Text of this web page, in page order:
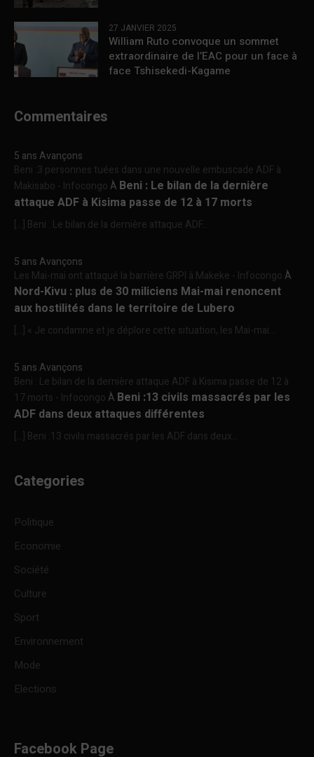
27 JANVIER 2025
William Ruto convoque un sommet
extraordinaire de l’EAC pour un face à
face Tshisekedi-Kagame
Commentaires
5 ans Avançons
Beni :3 personnes tuées dans une nouvelle embuscade ADF à
Makisabo - InfocongoÀ Beni : Le bilan de la dernière
attaque ADF à Kisima passe de 12 à 17 morts
[…] Beni : Le bilan de la dernière attaque ADF...
5 ans Avançons
Les Mai-mai ont attaqué la barrière GRPI à Makeke - InfocongoÀ
Nord-Kivu : plus de 30 miliciens Mai-mai renoncent
aux hostilités dans le territoire de Lubero
[…] « Je condamne et je déplore cette situation, les Mai-mai...
5 ans Avançons
Beni : Le bilan de la dernière attaque ADF à Kisima passe de 12 à
17 morts - InfocongoÀ Beni :13 civils massacrés par les
ADF dans deux attaques différentes
[…] Beni :13 civils massacrés par les ADF dans deux...
Categories
Politique
Economie
Société
Culture
Sport
Environnement
Mode
Elections
Facebook Page